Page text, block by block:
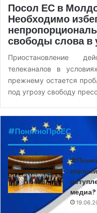
Посол ЕС в
Необходимо
свободы слова в
Приостановление
телеканалов в
прежнему остается
под угрозу свободу
#ПонятноПроЕС
медиа?